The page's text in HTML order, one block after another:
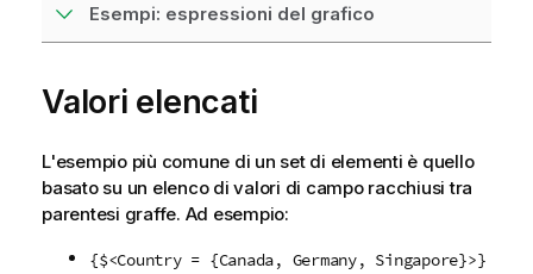
Esempi: espressioni del grafico
Valori elencati
L'esempio più comune di un set di elementi è quello
basato su un elenco di valori di campo racchiusi tra
parentesi graffe. Ad esempio:
{$<Country = {Canada, Germany, Singapore}>}